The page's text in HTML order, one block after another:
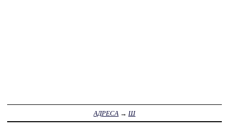
АДРЕСА → Ш